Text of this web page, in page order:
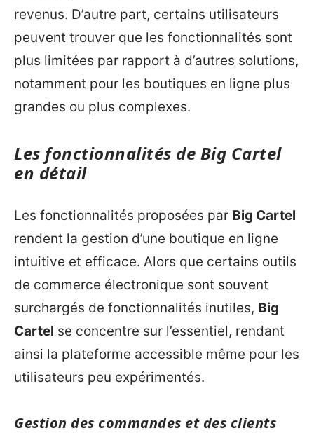
revenus. D’autre part, certains utilisateurs
peuvent trouver que les fonctionnalités sont
plus limitées par rapport à d’autres solutions,
notamment pour les boutiques en ligne plus
grandes ou plus complexes.
Les fonctionnalités de Big Cartel
en détail
Les fonctionnalités proposées par Big Cartel
rendent la gestion d’une boutique en ligne
intuitive et efficace. Alors que certains outils
de commerce électronique sont souvent
surchargés de fonctionnalités inutiles, Big
Cartel se concentre sur l’essentiel, rendant
ainsi la plateforme accessible même pour les
utilisateurs peu expérimentés.
Gestion des commandes et des clients